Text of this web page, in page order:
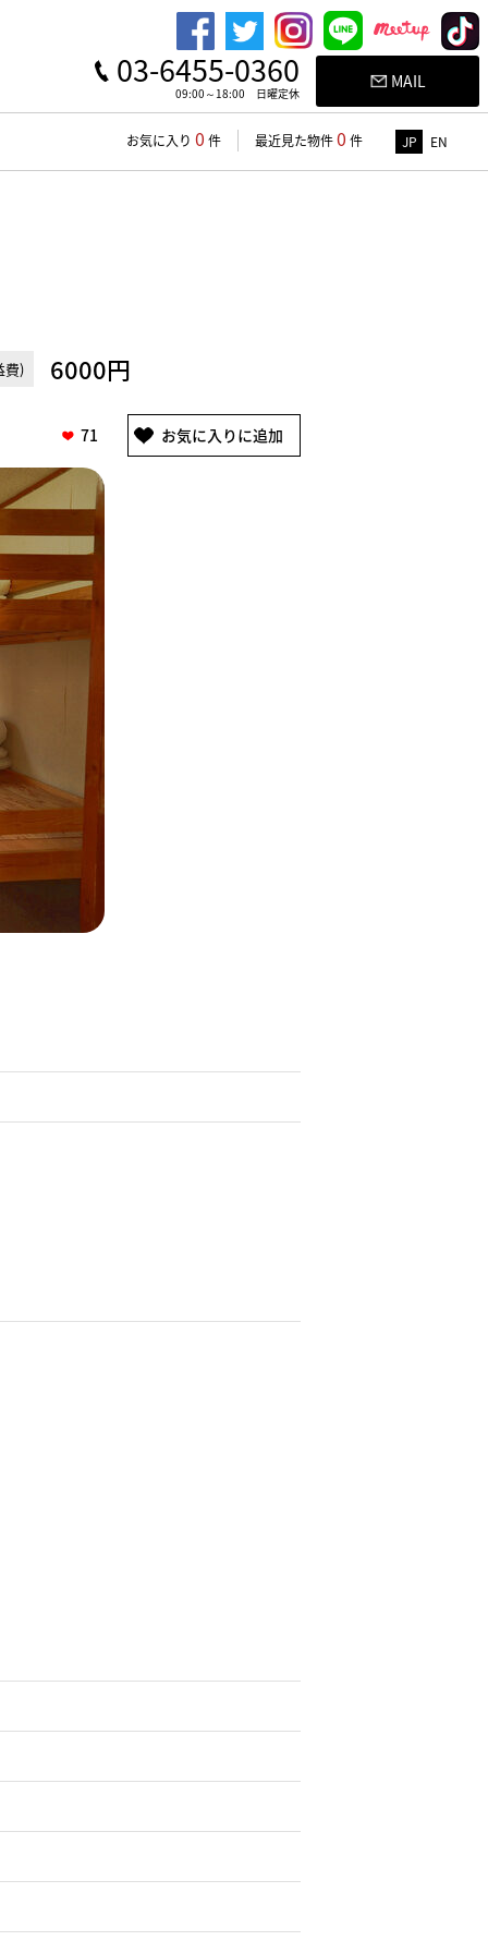
03-6455-0360
09:00～18:00 日曜定休
MAIL
お気に入り 0 件 最近見た物件0 件 JP EN
費) 6000円
71